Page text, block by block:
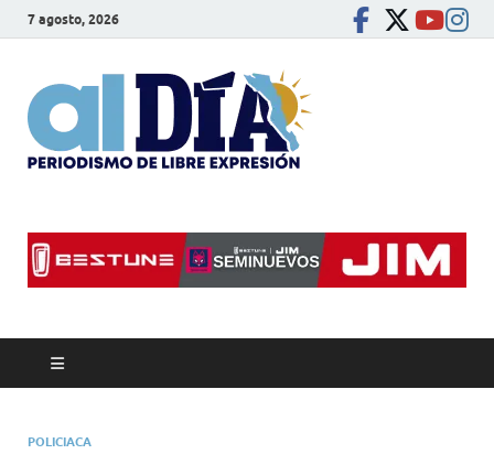
7 agosto, 2026
POLICIACA